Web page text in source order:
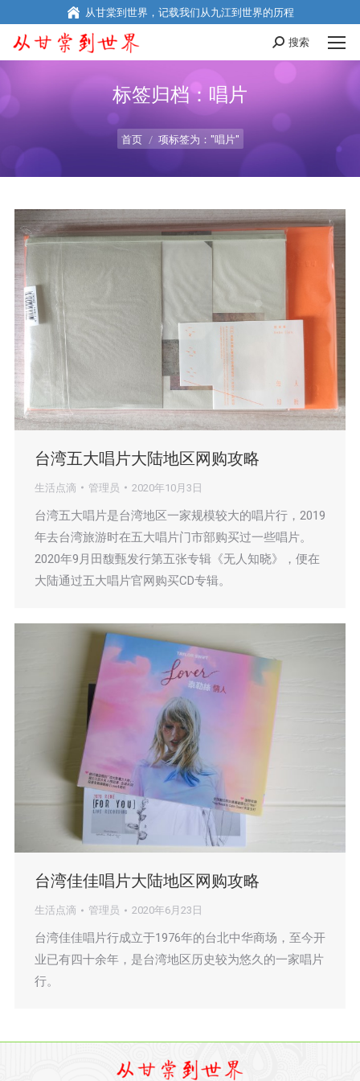
从甘棠到世界，记载我们从九江到世界的历程
搜 搜索
标签归档： 唱片
首页 项标签为："唱片"
台湾五大唱片大陆地区网购攻略
生活点滴 管理员 2020年10月3日
台湾五大唱片是台湾地区一家规模较大的唱片行，2019
年去台湾旅游时在五大唱片门市部购买过一些唱片。
2020年9月田馥甄发行第五张专辑《无人知晓》，便在
大陆通过五大唱片官网购买CD专辑。
台湾佳佳唱片大陆地区网购攻略
生活点滴 管理员 2020年6月23日
台湾佳佳唱片行成立于1976年的台北中华商场，至今开
业已有四十余年，是台湾地区历史较为悠久的一家唱片
行。